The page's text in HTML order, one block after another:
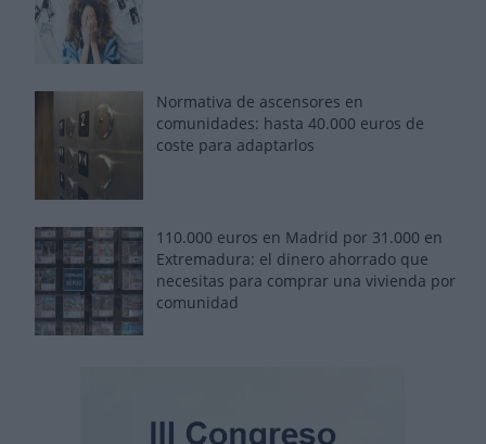
Normativa de ascensores en
comunidades: hasta 40.000 euros de
coste para adaptarlos
110.000 euros en Madrid por 31.000 en
Extremadura: el dinero ahorrado que
necesitas para comprar una vivienda por
comunidad